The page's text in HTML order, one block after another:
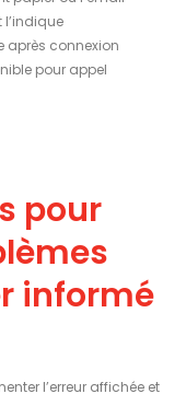
l’indique
après connexion
pour appel
pour
informé
l’erreur affichée et